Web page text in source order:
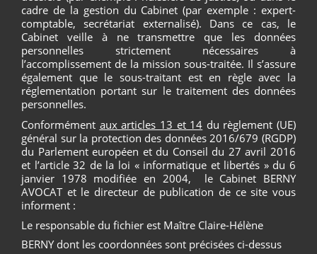
cadre de la gestion du Cabinet (par exemple : expert-
comptable, secrétariat externalisé). Dans ce cas, le
Cabinet veille à ne transmettre que les données
personnelles strictement nécessaires à
l’accomplissement de la mission sous-traitée. Il s’assure
également que le sous-traitant est en règle avec la
réglementation portant sur le traitement des données
personnelles.
Conformément aux articles 13 et 14 du règlement (UE)
général sur la protection des données 2016/679 (RGDP)
du Parlement européen et du Conseil du 27 avril 2016
et l’article 32 de la loi « informatique et libertés » du 6
janvier 1978 modifiée en 2004, le Cabinet BERNY
AVOCAT et le directeur de publication de ce site vous
informent :
Le responsable du fichier est Maître Claire-Hélène
BERNY dont les coordonnées sont précisées ci-dessus